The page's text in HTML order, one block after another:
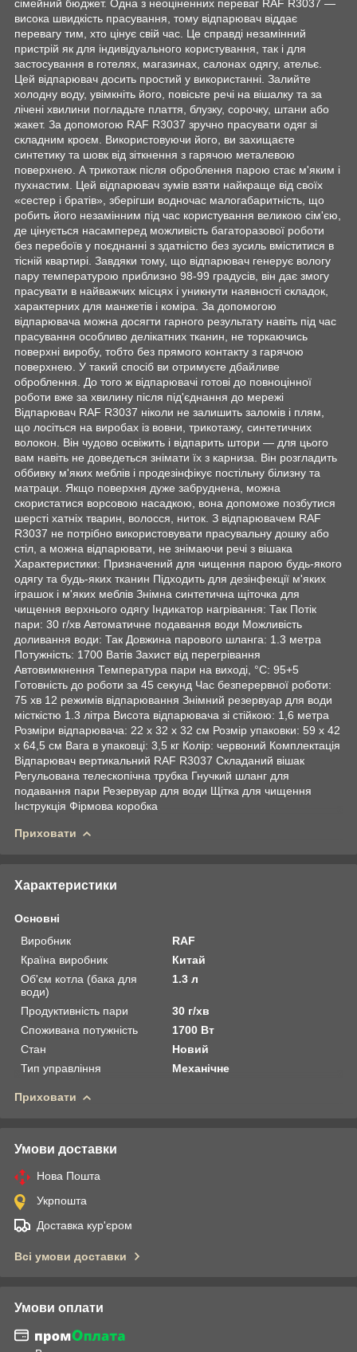
сімейний бюджет. Одна з неоціненних переваг RAF R3037 —
висока швидкість прасування, тому відпарювач віддає
перевагу тим, хто цінує свій час. Це справді незамінний
пристрій як для індивідуального користування, так і для
застосування в готелях, магазинах, салонах одягу, ательє.
Цей відпарювач досить простий у використанні. Залийте
холодну воду, увімкніть його, повісьте речі на вішалку та за
лічені хвилини погладьте плаття, блузку, сорочку, штани або
жакет. За допомогою RAF R3037 зручно прасувати одяг зі
складним кроєм. Використовуючи його, ви захищаєте
синтетику та шовк від зіткнення з гарячою металевою
поверхнею. А трикотаж після оброблення парою стає м'яким і
пухнастим. Цей відпарювач зумів взяти найкраще від своїх
«сестер і братів», зберігши водночас малогабаритність, що
робить його незамінним під час користування великою сім'єю,
де цінується насамперед можливість багаторазової роботи
без перебоїв у поєднанні з здатністю без зусиль вміститися в
тісній квартирі. Завдяки тому, що відпарювач генерує вологу
пару температурою приблизно 98-99 градусів, він дає змогу
прасувати в найважчих місцях і уникнути наявності складок,
характерних для манжетів і коміра. За допомогою
відпарювача можна досягти гарного результату навіть під час
прасування особливо делікатних тканин, не торкаючись
поверхні виробу, тобто без прямого контакту з гарячою
поверхнею. У такий спосіб ви отримуєте дбайливе
оброблення. До того ж відпарювачі готові до повноцінної
роботи вже за хвилину після під'єднання до мережі
Відпарювач RAF R3037 ніколи не залишить заломів і плям,
що лосіться на виробах із вовни, трикотажу, синтетичних
волокон. Він чудово освіжить і відпарить штори — для цього
вам навіть не доведеться знімати їх з карниза. Він розгладить
оббивку м'яких меблів і продезінфікує постільну білизну та
матраци. Якщо поверхня дуже забруднена, можна
скористатися ворсовою насадкою, вона допоможе позбутися
шерсті хатніх тварин, волосся, ниток. З відпарювачем RAF
R3037 не потрібно використовувати прасувальну дошку або
стіл, а можна відпарювати, не знімаючи речі з вішака
Характеристики: Призначений для чищення парою будь-якого
одягу та будь-яких тканин Підходить для дезінфекції м'яких
іграшок і м'яких меблів Знімна синтетична щіточка для
чищення верхнього одягу Індикатор нагрівання: Так Потік
пари: 30 г/хв Автоматичне подавання води Можливість
доливання води: Так Довжина парового шланга: 1.3 метра
Потужність: 1700 Ватів Захист від перегрівання
Автовимкнення Температура пари на виході, °C: 95+5
Готовність до роботи за 45 секунд Час безперервної роботи:
75 хв 12 режимів відпарювання Знімний резервуар для води
місткістю 1.3 літра Висота відпарювача зі стійкою: 1,6 метра
Розміри відпарювача: 22 х 32 х 32 см Розмір упаковки: 59 х 42
х 64,5 см Вага в упаковці: 3,5 кг Колір: червоний Комплектація
Відпарювач вертикальний RAF R3037 Складаний вішак
Регульована телескопічна трубка Гнучкий шланг для
подавання пари Резервуар для води Щітка для чищення
Інструкція Фірмова коробка
Приховати
Характеристики
Основні
Виробник
RAF
Країна виробник
Китай
Об'єм котла (бака для
води)
1.3 л
Продуктивність пари
30 г/хв
Споживана потужність
1700 Вт
Стан
Новий
Тип управління
Механічне
Приховати
Умови доставки
Нова Пошта
Укрпошта
Доставка кур'єром
Всі умови доставки
Умови оплати